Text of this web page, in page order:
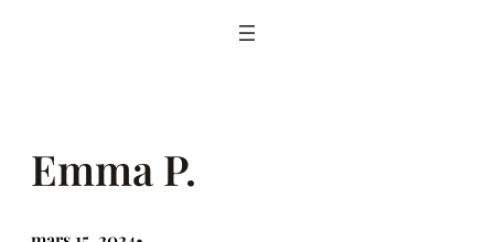
Emma P.